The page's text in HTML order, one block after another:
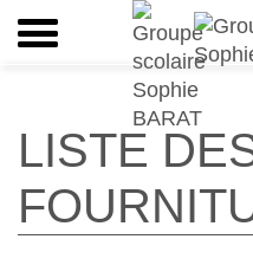
LISTE